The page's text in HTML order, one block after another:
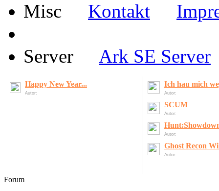
Misc
Kontakt
Server Ark SE Server
Happy New Year...
Autor:
Ich hau mich
Autor:
SCUM
Autor:
Autor:
Ghost Recon
Autor:
Forum